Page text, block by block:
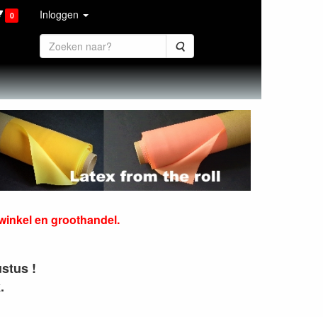
0 Inloggen
Zoeken
wij verkopen
en groothandel.
!